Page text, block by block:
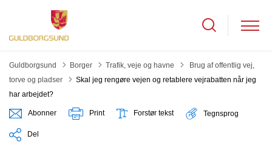
Guldborgsund Borger Trafik, veje og havne Tilbage til
Brug af offentlig vej,
torve og pladser
Skal jeg rengøre vejen og retablere vejrabatten når jeg
har arbejdet?
Abonner Print Forstør tekst Tegnsprog
Del